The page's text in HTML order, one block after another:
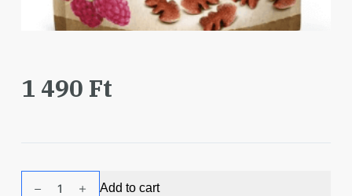
1 490 Ft
Add to cart